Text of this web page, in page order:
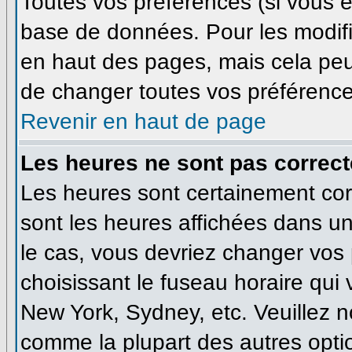
base de données. Pour les
en haut des pages, mais cela
de changer toutes vos
Revenir en haut de page
Les heures ne sont pas
Les heures sont certainement
sont les heures affichées dans
le cas, vous devriez changer
choisissant le fuseau horaire
New York, Sydney, etc. Veuillez
comme la plupart des autres